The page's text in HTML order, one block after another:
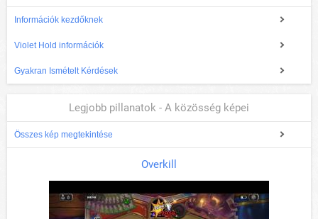
Információk kezdőknek
Violet Hold információk
Gyakran Ismételt Kérdések
Legjobb pillanatok - A közösség képei
Összes kép megtekintése
Overkill